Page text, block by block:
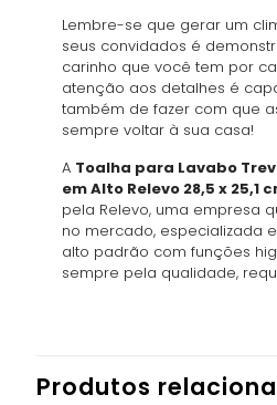
Lembre-se que gerar um
seus convidados é
carinho que você tem por
atenção aos detalhes é
também de fazer com que
sempre voltar à sua casa!
A Toalha para Lavabo
em Alto Relevo 28,5 x 25,1
pela Relevo, uma empresa
no mercado, especializada
alto padrão com funções
sempre pela qualidade,
Produtos